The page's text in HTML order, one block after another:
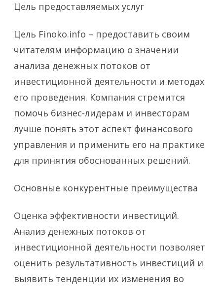
Цель предоставляемых услуг
Цель Finoko.info – предоставить своим
читателям информацию о значении
анализа денежных потоков от
инвестиционной деятельности и методах
его проведения. Компания стремится
помочь бизнес-лидерам и инвесторам
лучше понять этот аспект финансового
управления и применить его на практике
для принятия обоснованных решений.
Основные конкурентные преимущества
Оценка эффективности инвестиций.
Анализ денежных потоков от
инвестиционной деятельности позволяет
оценить результативность инвестиций и
выявить тенденции их изменения во